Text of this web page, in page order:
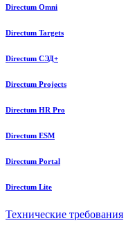
Directum Omni
Directum Targets
Directum СЭД+
Directum Projects
Directum HR Pro
Directum ESM
Directum Portal
Directum Lite
Технические требования